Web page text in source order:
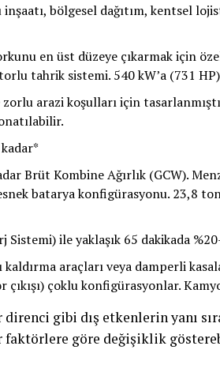
bölgesel dağıtım, kentsel
en üst düzeye çıkarmak için
tahrik sistemi. 540 kW’a (731 HP)
zorlu arazi koşulları için
Brüt Kombine Ağırlık (GCW).
batarya konfigürasyonu. 23,8
Sistemi) ile yaklaşık 65 dakikada
kaldırma araçları veya damperli
çoklu konfigürasyonlar.
gibi dış etkenlerin yanı
faktörlere göre değişiklik